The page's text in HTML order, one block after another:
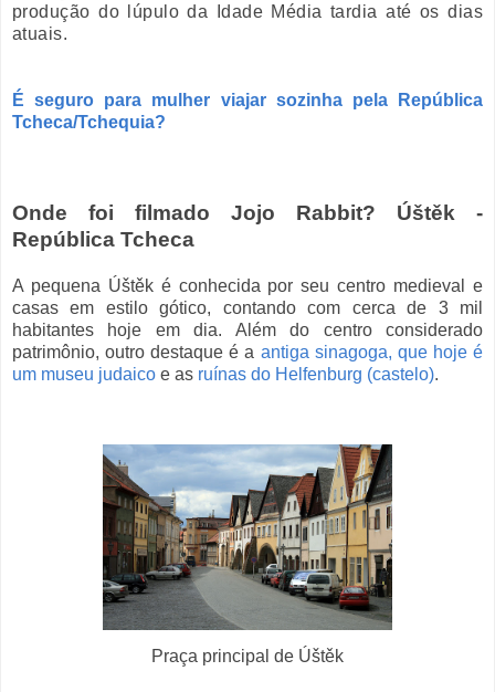
produção do lúpulo da Idade Média tardia até os dias
atuais.
É seguro para mulher viajar sozinha pela República
Tcheca/Tchequia?
Onde foi filmado Jojo Rabbit? Úštěk -
República Tcheca
A pequena Úštěké conhecida por seu centro medieval e
casas em estilo gótico, contando com cerca de 3 mil
habitantes hoje em dia. Além do centro considerado
patrimônio, outro destaque é a antiga sinagoga, que hoje é
um museu judaico e as ruínas do Helfenburg (castelo).
Praça principal de Úštěk